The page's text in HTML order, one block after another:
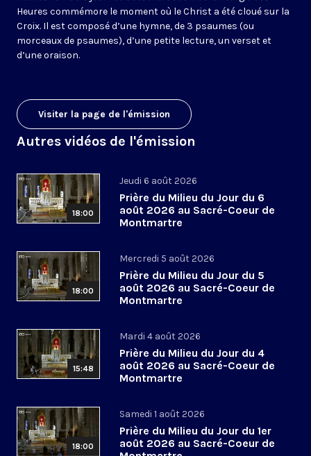
Heures commémore le moment où le Christ a été cloué sur la
Croix. Il est composé d’une hymne, de 3 psaumes (ou
morceaux de psaumes), d’une petite lecture, un verset et
d’une oraison.
Visiter la page de l'émission
Autres vidéos de l'émission
18:00
Jeudi 6 août 2026
Prière du Milieu du Jour du 6
août 2026 au Sacré-Coeur de
Montmartre
18:00
Mercredi 5 août 2026
Prière du Milieu du Jour du 5
août 2026 au Sacré-Coeur de
Montmartre
15:48
Mardi 4 août 2026
Prière du Milieu du Jour du 4
août 2026 au Sacré-Coeur de
Montmartre
18:00
Samedi 1 août 2026
Prière du Milieu du Jour du 1er
août 2026 au Sacré-Coeur de